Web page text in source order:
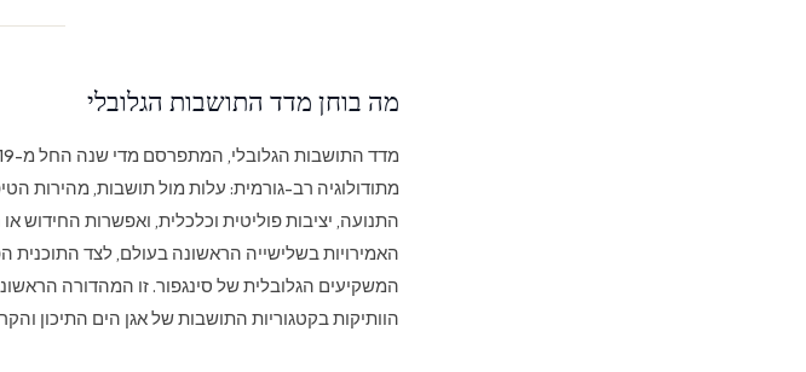
מה בוחן מדד התושבות הגלובלי
מתודולוגיה רב-גורמית: עלות מול תושבות, מהירות
המשקיעים הגלובלית של סינגפור. זו המהדורה
הוותיקות בקטגוריות התושבות של אגן הים התיכון